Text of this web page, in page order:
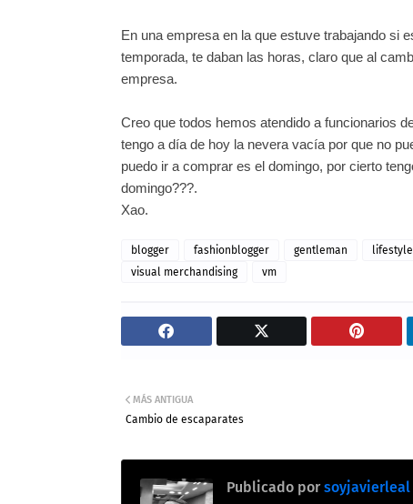
En una empresa en la que estuve trabajando si
temporada, te daban las horas, claro que al
empresa.
Creo que todos hemos atendido a funcionarios
tengo a día de hoy la nevera vacía por que no
puedo ir a comprar es el domingo, por cierto
domingo???.
Xao.
blogger fashionblogger gentleman lifestyle
visual merchandising
vm
MÁS ANTIGUA
Cambio de escaparates
Publicado por soyjavierleal